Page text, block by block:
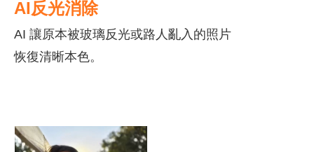
AI反光消除
AI 讓原本被玻璃反光或路人亂入的照片
恢復清晰本色。